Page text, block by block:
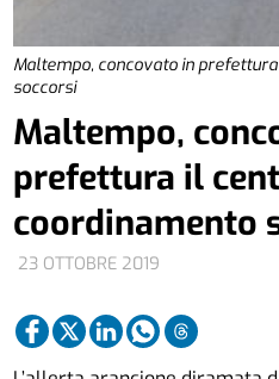
Maltempo, concovato in
soccorsi
23 OTTOBRE 2019
Maltempo,
prefettura il
coordinamento